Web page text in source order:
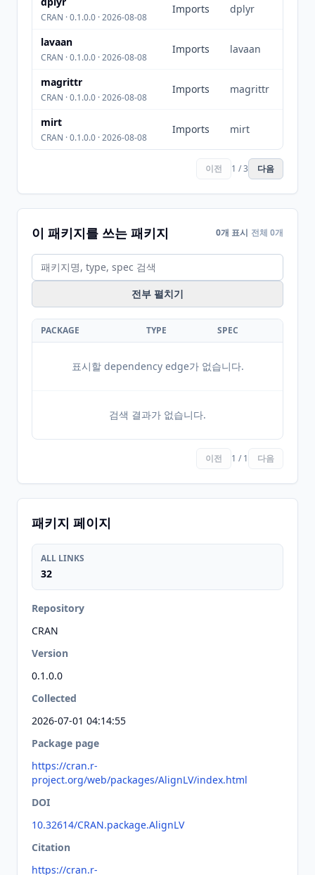
CRAN · 0.1.0.0 · 2026-08-08
Imports dplyr
lavaan
CRAN · 0.1.0.0 · 2026-08-08
Imports lavaan
magrittr
CRAN · 0.1.0.0 · 2026-08-08
Imports magrittr
mirt
CRAN · 0.1.0.0 · 2026-08-08
Imports mirt
이전 1 / 3 다음
이 패키지를 쓰는 패키지 0개 표시 전체 0개
전부 펼치기
PACKAGE TYPE SPEC
표시할 dependency edge가 없습니다.
검색 결과가 없습니다.
이전 1 / 1 다음
패키지 페이지
ALL LINKS
32
Repository
CRAN
Version
0.1.0.0
Collected
2026-07-01 04:14:55
Package page
https://cran.r-
project.org/web/packages/AlignLV/index.html
DOI
10.32614/CRAN.package.AlignLV
Citation
https://cran.r-